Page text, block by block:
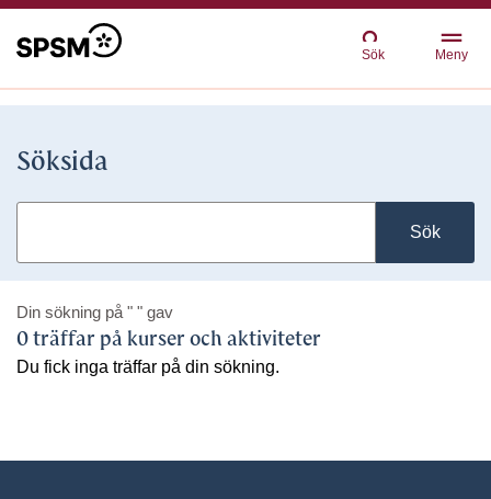
Sök Meny
Söksida
Sök
Din sökning på " " gav
0 träffar på kurser och aktiviteter
Du fick inga träffar på din sökning.